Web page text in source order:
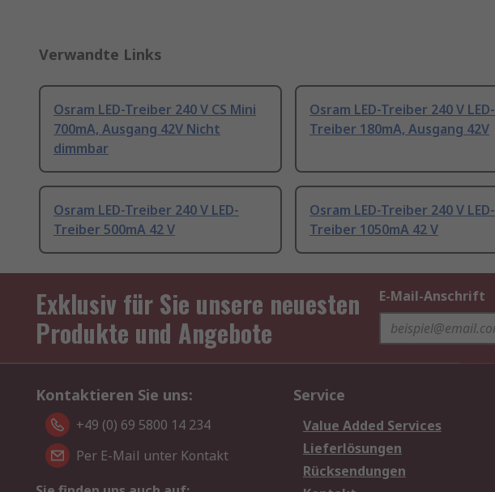
Verwandte Links
Osram LED-Treiber 240 V CS Mini
700mA, Ausgang 42V Nicht
dimmbar
Osram LED-Treiber 240 V LED-
Treiber 180mA, Ausgang 42V
Osram LED-Treiber 240 V LED-
Treiber 500mA 42 V
Osram LED-Treiber 240 V LED-
Treiber 1050mA 42 V
Exklusiv für Sie unsere neuesten
Produkte und Angebote
E-Mail-Anschrift
Kontaktieren Sie uns:
+49 (0) 69 5800 14 234
Per E-Mail unter Kontakt
Service
Value Added Services
Lieferlösungen
Rücksendungen